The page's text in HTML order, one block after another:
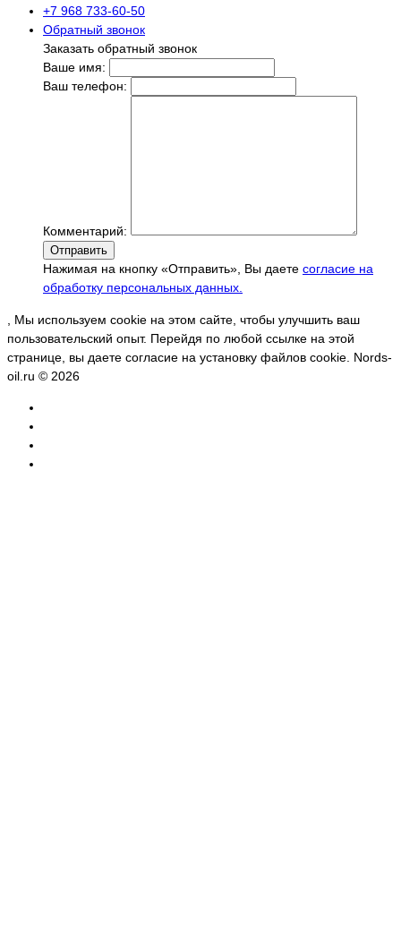
+7 968 733-60-50
Обратный звонок
Заказать обратный звонок
Ваше имя:
Ваш телефон:
Комментарий:
Отправить
Нажимая на кнопку «Отправить», Вы даете согласие на
обработку персональных данных.
, Мы используем cookie на этом сайте, чтобы улучшить ваш
пользовательский опыт. Перейдя по любой ссылке на этой
странице, вы даете согласие на установку файлов cookie. Nords-
oil.ru © 2026